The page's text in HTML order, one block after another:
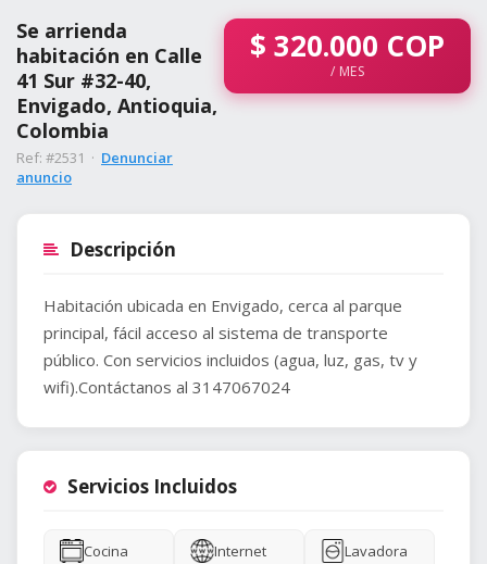
Se arrienda
habitación en Calle
41 Sur #32-40,
Envigado, Antioquia,
Colombia
Ref: #2531 · Denunciar
anuncio
$ 320.000 COP
/ MES
Descripción
Habitación ubicada en Envigado, cerca al parque
principal, fácil acceso al sistema de transporte
público. Con servicios incluidos (agua, luz, gas, tv y
wifi).Contáctanos al 3147067024
Servicios Incluidos
Cocina Internet Lavadora